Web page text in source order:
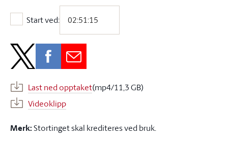
Start ved:
Start ved:
Last ned opptaket(mp4/11,3 GB)
Videoklipp
Merk:Stortinget skal krediteres ved bruk.